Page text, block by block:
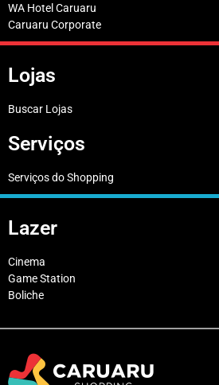
WA Hotel Caruaru
Caruaru Corporate
Lojas
Buscar Lojas
Serviços
Serviços do Shopping
Lazer
Cinema
Game Station
Boliche